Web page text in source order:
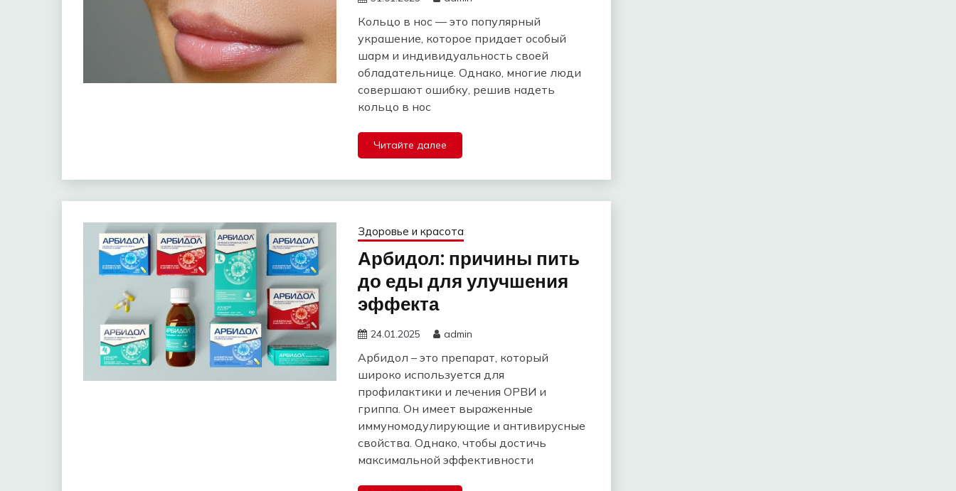
Кольцо в нос — это популярный
украшение, которое придает особый
шарм и индивидуальность своей
обладательнице. Однако, многие люди
совершают ошибку, решив надеть
кольцо в нос
Читайте далее
Здоровье и красота
Арбидол: причины пить
до еды для улучшения
эффекта
24.01.2025 admin
Арбидол – это препарат, который
широко используется для
профилактики и лечения ОРВИ и
гриппа. Он имеет выраженные
иммуномодулирующие и антивирусные
свойства. Однако, чтобы достичь
максимальной эффективности